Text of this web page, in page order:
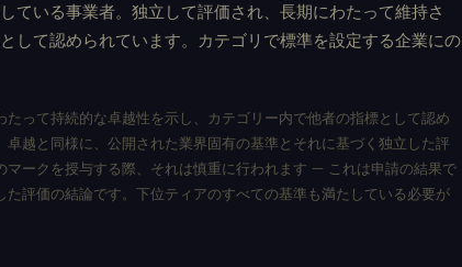
ている事業者。独立して評価され、長期にわたって維持さ
して認められています。カテゴリで標準を設定する企業にの
たって持続的な卓越性を示し、カテゴリー内で他者の指標として認め
卓越と同様に、公開された業界固有の基準とそれに基づく独立した評
マークを授与する際、それは慎重に行われます — これは申請の結果で
た評価の結論です。下位ティアのすべての基準も満たしている必要が